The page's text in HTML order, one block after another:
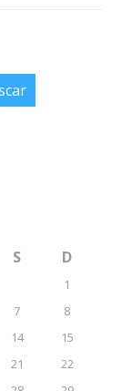
S D
1
7
8
14
15
21
22